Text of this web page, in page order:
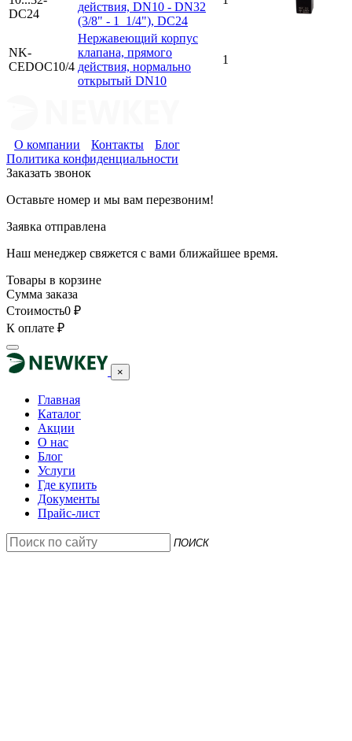
DC24
действия, DN10 - DN32
(3/8" - 1_1/4"), DC24
NK-
CEDOC10/4
Нержавеющий корпус
клапана, прямого
действия, нормально
открытый DN10
1
О компании Контакты
Блог
Политика конфиденциальности
Заказать звонок
Оставьте номер и мы вам перезвоним!
Заявка отправлена
Наш менеджер свяжется с вами ближайшее время.
Товары в корзине
Сумма заказа
Стоимость0 ₽
К оплате ₽
×
Главная
Каталог
Акции
О нас
Блог
Услуги
Где купить
Документы
Прайс-лист
ПОИСК